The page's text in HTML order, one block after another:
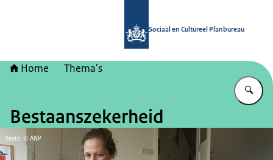
Sociaal en Cultureel Planbureau
Home Thema's
Bestaanszekerheid
Beeld: © ANP